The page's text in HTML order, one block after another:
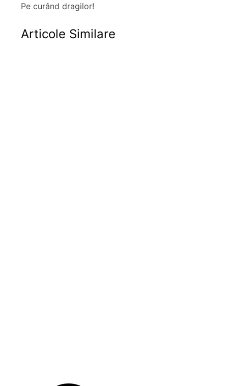
Pe curând dragilor!
Articole Similare